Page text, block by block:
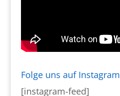
Folge uns auf Instagram
[instagram-feed]